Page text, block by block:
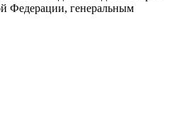
Федерации, генеральным